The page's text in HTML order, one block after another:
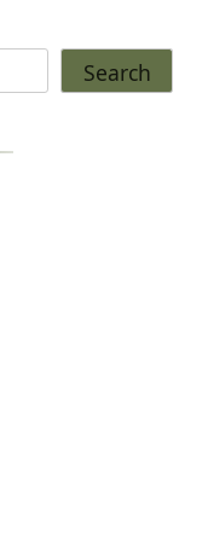
Search